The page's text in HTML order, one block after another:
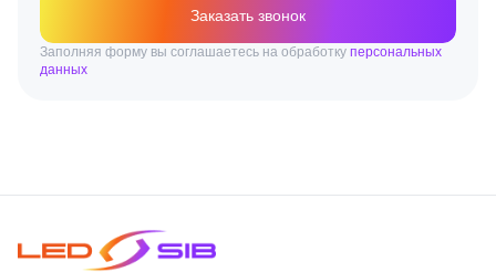
Заказать звонок
Заполняя форму вы соглашаетесь на обработку персональных
данных